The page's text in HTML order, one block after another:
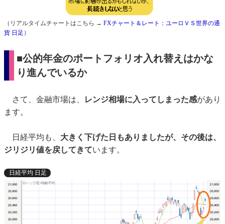
（リアルタイムチャートはこちら → FXチャート＆レート：ユーロＶＳ世界の通
貨 日足 ）
■公的年金のポートフォリオ入れ替えはかな
り進んでいるか
さて、金融市場は、 レンジ相場に入ってしまった感があり
ます。
日経平均も、 大きく下げた日もありましたが、その後は、
ジリジリ値を戻してきています。
日経平均 日足